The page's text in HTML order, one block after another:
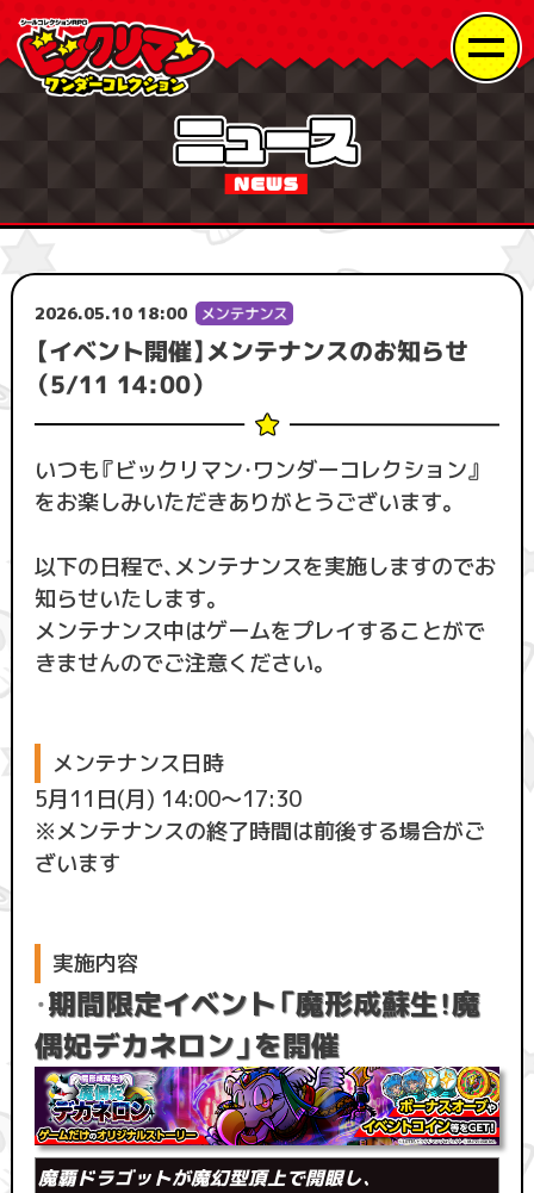
2026.05.10 18:00
【イベント開催】メンテナンスのお知らせ
（5/11 14:00）
いつも『ビックリマン・ワンダーコレクション』
をお楽しみいただきありがとうございます。
以下の日程で、メンテナンスを実施しますのでお
知らせいたします。
メンテナンス中はゲームをプレイすることがで
きませんのでご注意ください。
メンテナンス日時
5月11日(月) 14:00〜17:30
※メンテナンスの終了時間は前後する場合がご
ざいます
実施内容
・期間限定イベント「魔形成蘇生！魔
偶妃デカネロン」を開催
魔覇ドラゴットが魔幻型頂上で開眼し、